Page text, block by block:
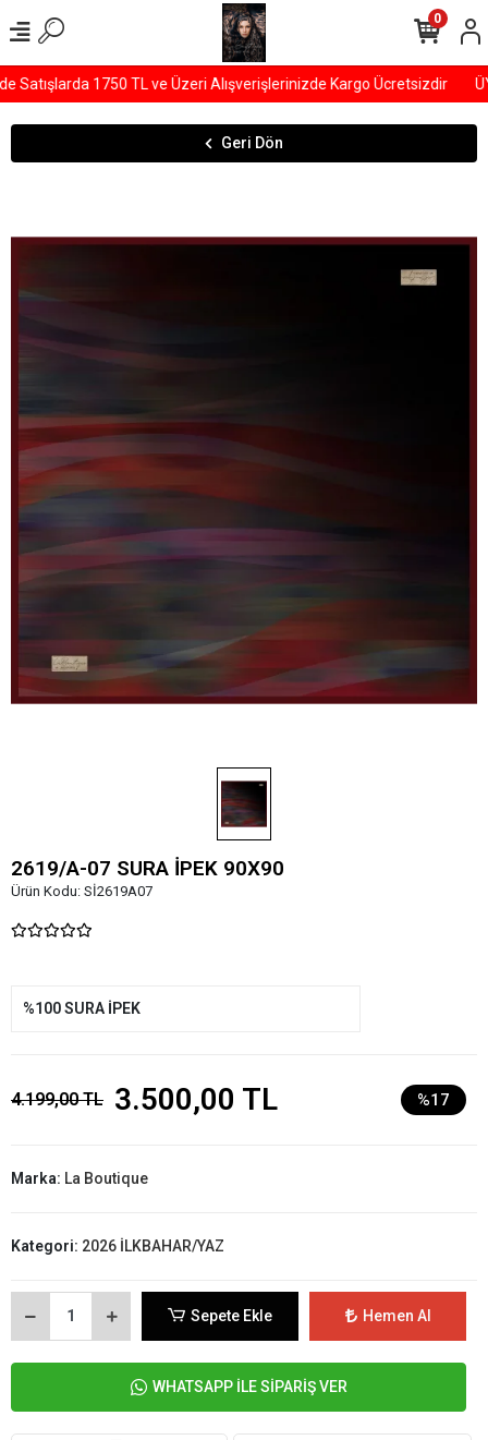
1750 TL ve Üzeri Alışverişlerinizde Kargo Ücretsizdir
0
Geri Dön
2619/A-07 SURA İPEK 90X90
Ürün Kodu: Sİ2619A07
%100 SURA İPEK
4.199,00 TL 3.500,00 TL %17
Marka: La Boutique
Kategori: 2026 İLKBAHAR/YAZ
Sepete Ekle Hemen Al
WHATSAPP İLE SİPARİŞ VER